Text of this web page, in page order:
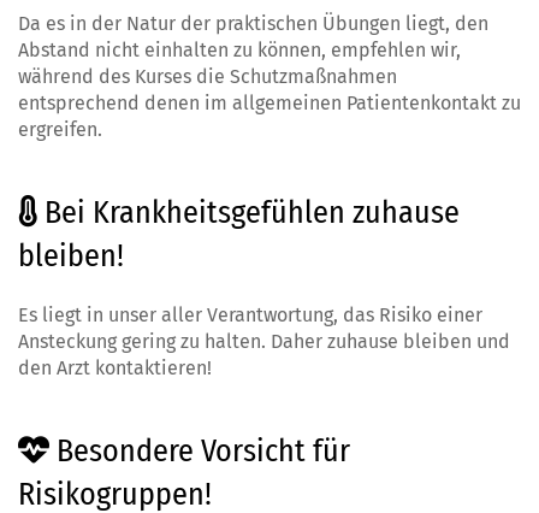
Da es in der Natur der praktischen Übungen liegt, den
Abstand nicht einhalten zu können, empfehlen wir,
während des Kurses die Schutzmaßnahmen
entsprechend denen im allgemeinen Patientenkontakt zu
ergreifen.
Bei Krankheitsgefühlen zuhause
bleiben!
Es liegt in unser aller Verantwortung, das Risiko einer
Ansteckung gering zu halten. Daher zuhause bleiben und
den Arzt kontaktieren!
Besondere Vorsicht für
Risikogruppen!